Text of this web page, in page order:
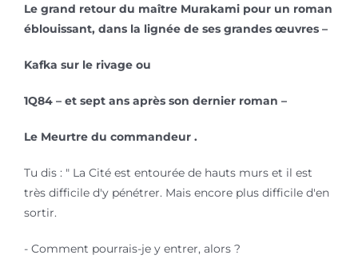
Le grand retour du maître Murakami pour un roman
éblouissant, dans la lignée de ses grandes œuvres –
Kafka sur le rivage ou
1Q84 – et sept ans après son dernier roman –
Le Meurtre du commandeur .
Tu dis : " La Cité est entourée de hauts murs et il est
très difficile d'y pénétrer. Mais encore plus difficile d'en
sortir.
- Comment pourrais-je y entrer, alors ?